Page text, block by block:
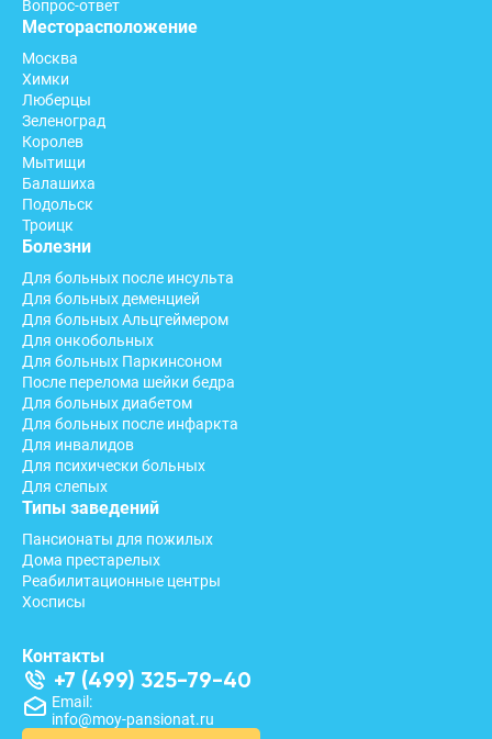
Вопрос-ответ
Месторасположение
Москва
Химки
Люберцы
Зеленоград
Королев
Мытищи
Балашиха
Подольск
Троицк
Болезни
Для больных после инсульта
Для больных деменцией
Для больных Альцгеймером
Для онкобольных
Для больных Паркинсоном
После перелома шейки бедра
Для больных диабетом
Для больных после инфаркта
Для инвалидов
Для психически больных
Для слепых
Типы заведений
Пансионаты для пожилых
Дома престарелых
Реабилитационные центры
Хосписы
Контакты
+7 (499) 325-79-40
Email:
info@moy-pansionat.ru